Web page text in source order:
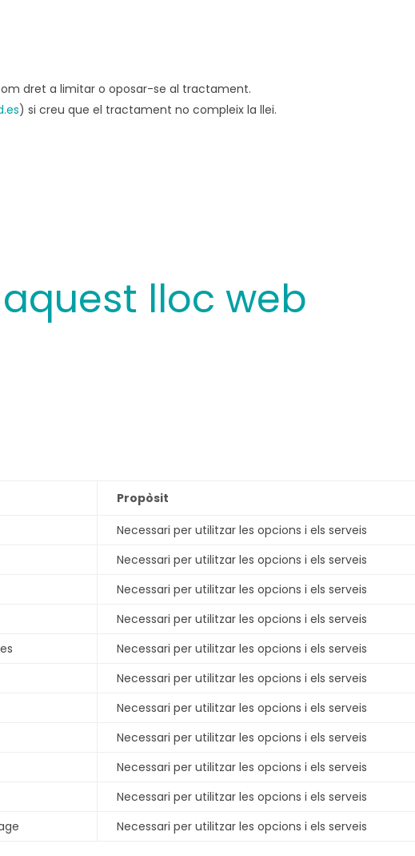
dret a limitar o oposar-se al tractament.
) si creu que el tractament no compleix la llei.
lloc web
Propòsit
Necessari per utilitzar les opcions i els serveis
Necessari per utilitzar les opcions i els serveis
Necessari per utilitzar les opcions i els serveis
Necessari per utilitzar les opcions i els serveis
Necessari per utilitzar les opcions i els serveis
Necessari per utilitzar les opcions i els serveis
Necessari per utilitzar les opcions i els serveis
Necessari per utilitzar les opcions i els serveis
Necessari per utilitzar les opcions i els serveis
Necessari per utilitzar les opcions i els serveis
Necessari per utilitzar les opcions i els serveis